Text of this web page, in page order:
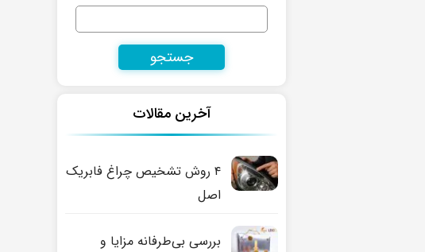
جستجو
آخرین مقالات
۴ روش تشخیص چراغ فابریک
اصل
بررسی بی‌طرفانه مزایا و